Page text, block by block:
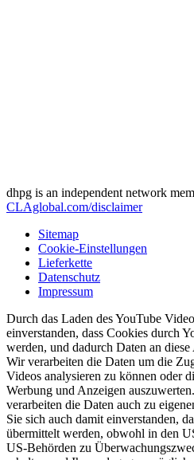
dhpg is an independent network
CLAglobal.com/disclaimer
Sitemap
Cookie-Einstellungen
Lieferkette
Datenschutz
Impressum
Durch das Laden des YouTube
einverstanden, dass Cookies durch
werden, und dadurch Daten an
Wir verarbeiten die Daten um die
Videos analysieren zu können oder
Werbung und Anzeigen
verarbeiten die Daten auch zu
Sie sich auch damit einverstanden,
übermittelt werden, obwohl in den
US-Behörden zu